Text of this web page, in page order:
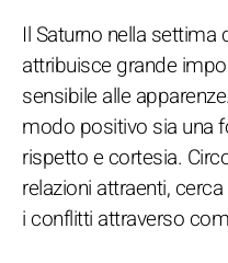
Il Saturno nella settima
attribuisce grande
sensibile alle
modo positivo sia una
rispetto e cortesia.
relazioni attraenti,
i conflitti attraverso